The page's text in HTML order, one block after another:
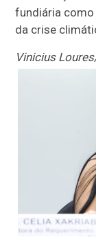
fundiária
da crise
Vinicius